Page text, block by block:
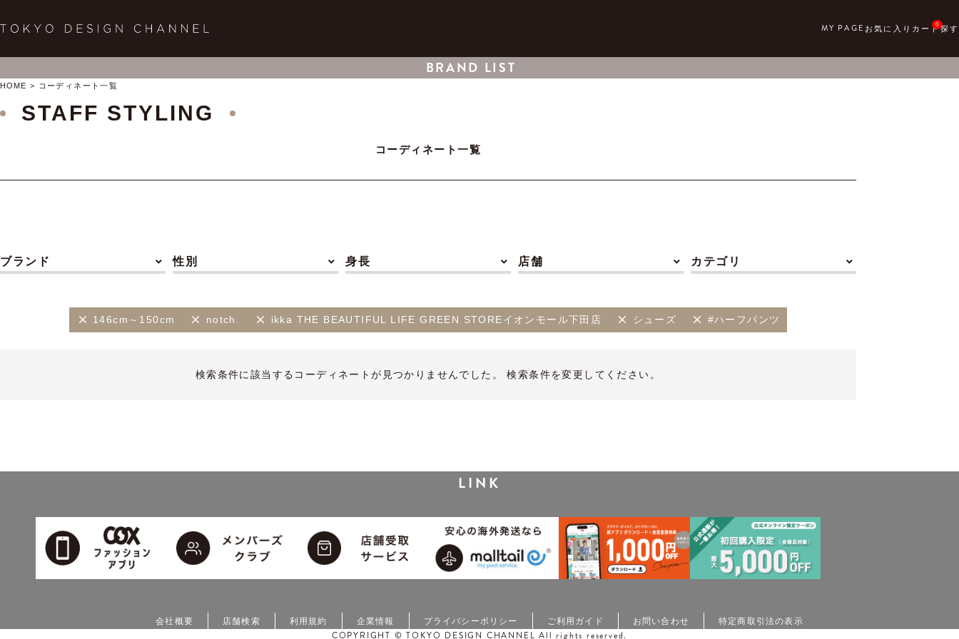
0
BRAND LIST
HOME コーディネート一覧
STAFF STYLING
コーディネート一覧
ブランド 性別 身長 店舗 カテゴリ
146cm～150cm notch. ikka THE BEAUTIFUL LIFE GREEN STOREイオンモール下田店 シューズ #ハーフパンツ
検索条件に該当するコーディネートが見つかりませんでした。 検索条件を変更してください。
LINK
会社概要 店舗検索 利用規約 企業情報 プライバシーポリシー ご利用ガイド お問い合わせ 特定商取引法の表示
COPYRIGHT © TOKYO DESIGN CHANNEL All rights reserved.